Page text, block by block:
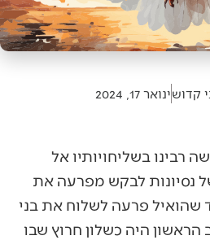
קדושינואר 17, 2024
רבינו בשליחויותיו אל
נסיונות לבקש מפרעה את
שהואיל פרעה לשלוח את בני
היה כשלון חרוץ שבו